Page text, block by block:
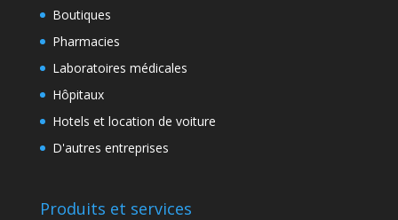
Boutiques
Pharmacies
Laboratoires médicales
Hôpitaux
Hotels et location de voiture
D'autres entreprises
Produits et services